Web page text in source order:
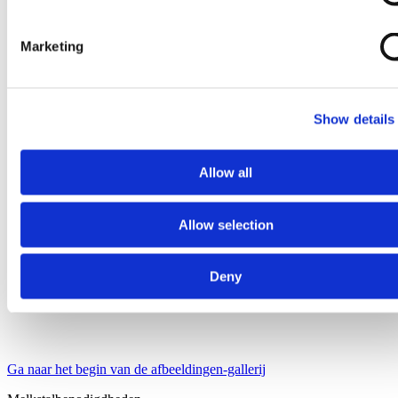
Marketing
Show details
Allow all
Allow selection
Deny
Ga naar het begin van de afbeeldingen-gallerij